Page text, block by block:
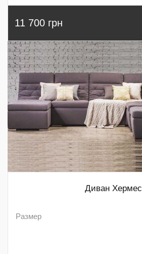
11 700 грн
Диван Хермес
Размер